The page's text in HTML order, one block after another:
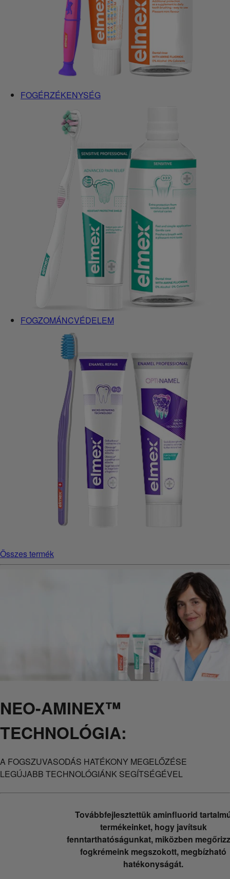
FOGÉRZÉKENYSÉG
FOGZOMÁNCVÉDELEM
Összes termék
NEO-AMINEX™
TECHNOLÓGIA:
A FOGSZUVASODÁS HATÉKONY MEGELŐZÉSE
LEGÚJABB TECHNOLÓGIÁNK SEGÍTSÉGÉVEL
Továbbfejlesztettük aminfluorid
termékeinket, hogy javítsuk
fenntarthatóságunkat, miközben
fogkrémeink megszokott, megbízható
hatékonyságát.